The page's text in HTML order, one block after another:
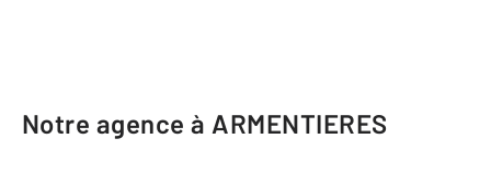
Notre agence à ARMENTIERES